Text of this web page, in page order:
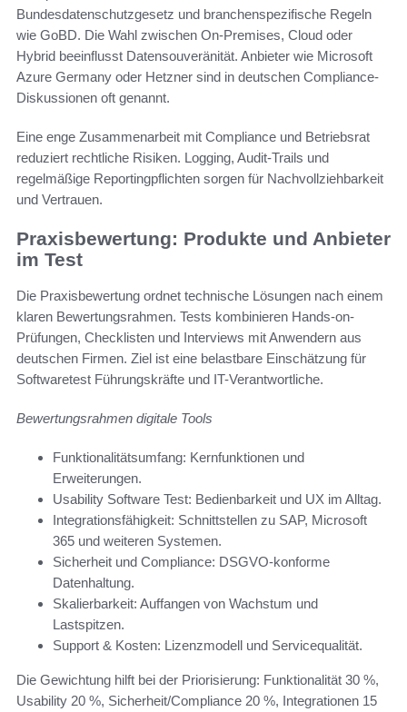
Bundesdatenschutzgesetz und branchenspezifische Regeln
wie GoBD. Die Wahl zwischen On-Premises, Cloud oder
Hybrid beeinflusst Datensouveränität. Anbieter wie Microsoft
Azure Germany oder Hetzner sind in deutschen Compliance-
Diskussionen oft genannt.
Eine enge Zusammenarbeit mit Compliance und Betriebsrat
reduziert rechtliche Risiken. Logging, Audit-Trails und
regelmäßige Reportingpflichten sorgen für Nachvollziehbarkeit
und Vertrauen.
Praxisbewertung: Produkte und Anbieter
im Test
Die Praxisbewertung ordnet technische Lösungen nach einem
klaren Bewertungsrahmen. Tests kombinieren Hands-on-
Prüfungen, Checklisten und Interviews mit Anwendern aus
deutschen Firmen. Ziel ist eine belastbare Einschätzung für
Softwaretest Führungskräfte und IT-Verantwortliche.
Bewertungsrahmen digitale Tools
Funktionalitätsumfang: Kernfunktionen und
Erweiterungen.
Usability Software Test: Bedienbarkeit und UX im Alltag.
Integrationsfähigkeit: Schnittstellen zu SAP, Microsoft
365 und weiteren Systemen.
Sicherheit und Compliance: DSGVO-konforme
Datenhaltung.
Skalierbarkeit: Auffangen von Wachstum und
Lastspitzen.
Support & Kosten: Lizenzmodell und Servicequalität.
Die Gewichtung hilft bei der Priorisierung: Funktionalität 30 %,
Usability 20 %, Sicherheit/Compliance 20 %, Integrationen 15